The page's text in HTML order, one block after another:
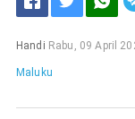
Handi Rabu, 09 April
Maluku